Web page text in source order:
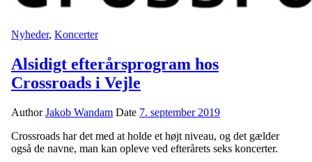
Nyheder, Koncerter
Alsidigt efterårsprogram hos
Crossroads i Vejle
AuthorJakob Wandam Date 7. september 2019
Crossroads har det med at holde et højt niveau, og det gælder
også de navne, man kan opleve ved efterårets seks koncerter.